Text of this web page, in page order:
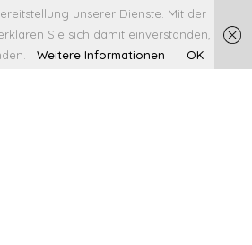
unserer Dienste. Mit der
Sie sich damit einverstanden,
Weitere Informationen OK